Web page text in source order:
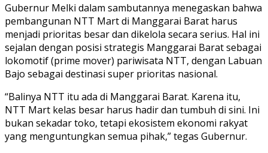
Gubernur Melki dalam sambutannya menegaskan bahwa
pembangunan NTT Mart di Manggarai Barat harus
menjadi prioritas besar dan dikelola secara serius. Hal ini
sejalan dengan posisi strategis Manggarai Barat sebagai
lokomotif (prime mover) pariwisata NTT, dengan Labuan
Bajo sebagai destinasi super prioritas nasional.
“Balinya NTT itu ada di Manggarai Barat. Karena itu,
NTT Mart kelas besar harus hadir dan tumbuh di sini. Ini
bukan sekadar toko, tetapi ekosistem ekonomi rakyat
yang menguntungkan semua pihak,” tegas Gubernur.